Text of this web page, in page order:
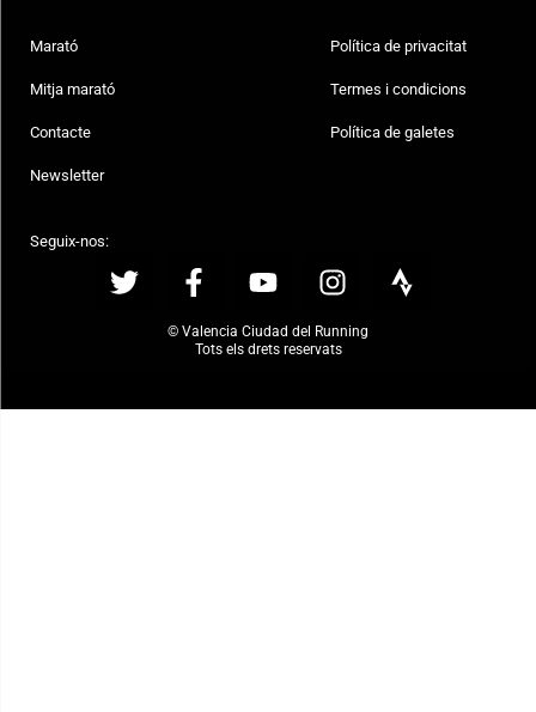
Marató
Mitja marató
Contacte
Newsletter
Política de privacitat
Termes i condicions
Política de galetes
Seguix-nos:
© Valencia Ciudad del Running
Tots els drets reservats